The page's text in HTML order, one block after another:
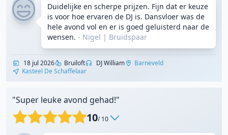
Duidelijke en scherpe prijzen. Fijn dat er keuze
is voor hoe ervaren de DJ is. Dansvloer was de
hele avond vol en er is goed geluisterd naar de
wensen. - Nigel | Bruidspaar
18 jul 2026 Bruiloft DJ William
Barneveld
Kasteel De Schaffelaar
"Super leuke avond gehad!"
10/ 10